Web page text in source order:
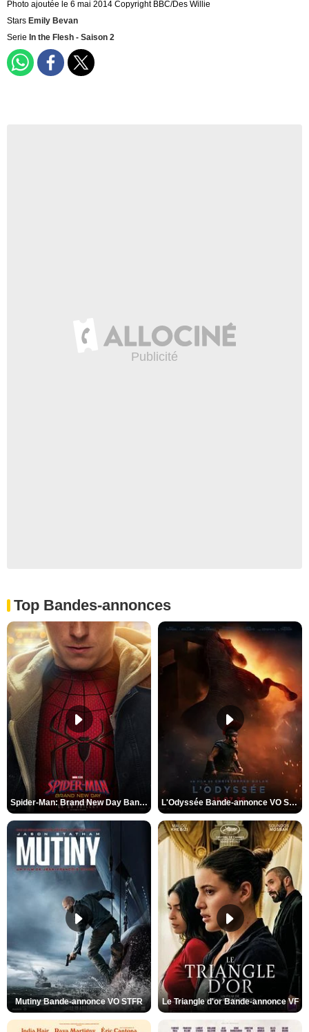
Photo ajoutée le 6 mai 2014 Copyright BBC/Des Willie
Stars Emily Bevan
Serie In the Flesh - Saison 2
Top Bandes-annonces
Spider-Man: Brand New Day Bande-annonce VO STFR L'Odyssée Bande-annonce VO STFR
Mutiny Bande-annonce VO STFR Le Triangle d'or Bande-annonce VF